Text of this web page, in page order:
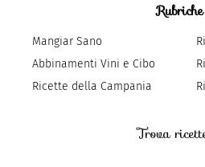
Rubriche
Mangiar Sano
Abbinamenti Vini e Cibo
Ricette della Campania
Trova